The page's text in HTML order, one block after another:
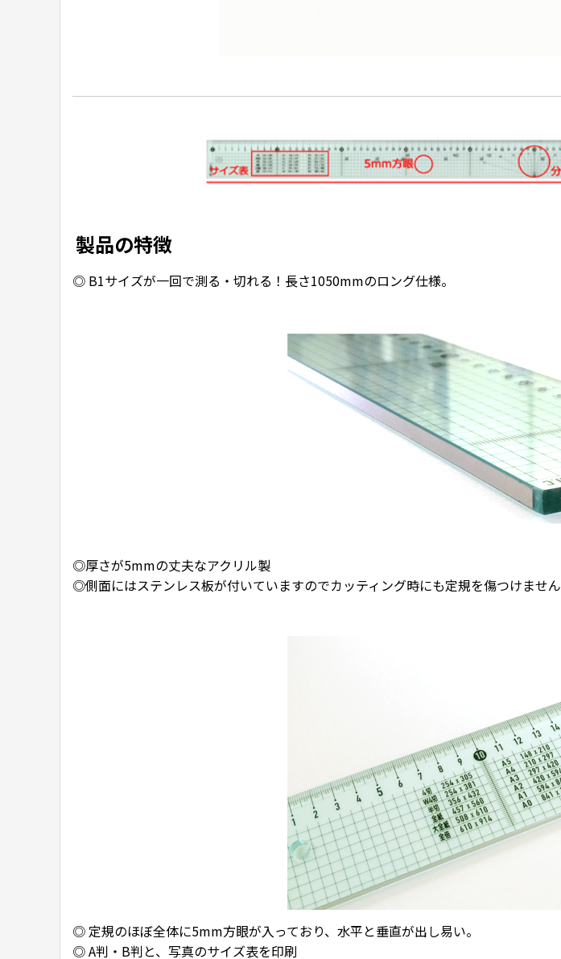
製品の特徴
◎ B1サイズが一回で測る・切れる！長さ1050mmのロング仕様。
◎厚さが5mmの丈夫なアクリル製
◎側面にはステンレス板が付いていますのでカッティング時にも定規を傷つけません
◎ 定規のほぼ全体に5mm方眼が入っており、水平と垂直が出し易い。
◎ A判・B判と、 写真のサイズ表を印刷